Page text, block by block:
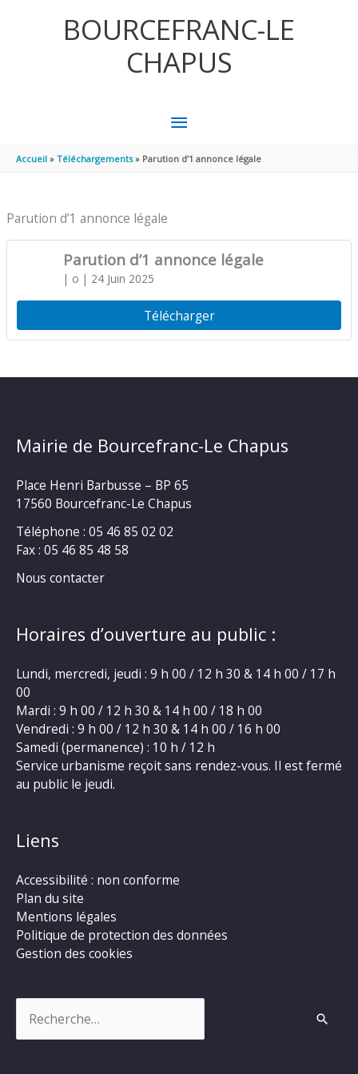
BOURCEFRANC-LE
CHAPUS
MENU
PRINCIPAL
Accueil Téléchargements Parution d’1 annonce légale
Parution d’1 annonce légale
Parution d’1 annonce légale
| o | 24 Juin 2025
Télécharger
Mairie de Bourcefranc-Le Chapus
Place Henri Barbusse – BP 65
17560 Bourcefranc-Le Chapus
Téléphone : 05 46 85 02 02
Fax : 05 46 85 48 58
Nous contacter
Horaires d’ouverture au public :
Lundi, mercredi, jeudi : 9 h 00 / 12 h 30 & 14 h 00 / 17 h
00
Mardi : 9 h 00 / 12 h 30 & 14 h 00 / 18 h 00
Vendredi : 9 h 00 / 12 h 30 & 14 h 00 / 16 h 00
Samedi (permanence) : 10 h / 12 h
Service urbanisme reçoit sans rendez-vous. Il est fermé
au public le jeudi.
Liens
Accessibilité : non conforme
Plan du site
Mentions légales
Politique de protection des données
Gestion des cookies